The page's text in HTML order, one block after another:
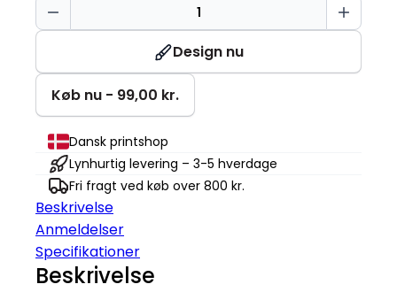
T-
shirt
Økologisk
antal
Design nu
Køb nu - 99,00 kr.
Dansk printshop
Lynhurtig levering – 3-5 hverdage
Fri fragt ved køb over 800 kr.
Beskrivelse
Anmeldelser
Specifikationer
Beskrivelse